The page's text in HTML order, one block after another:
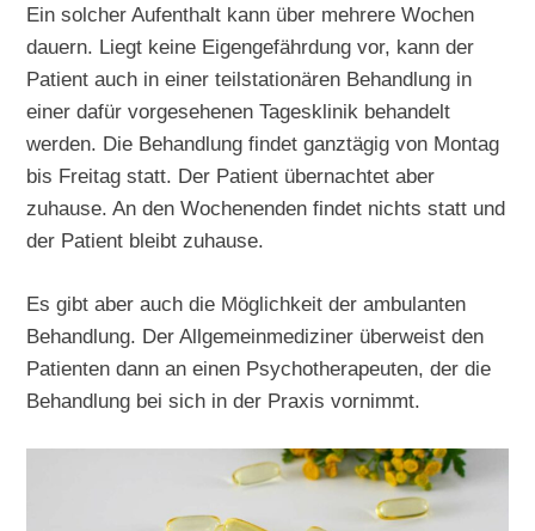
Ein solcher Aufenthalt kann über mehrere Wochen
dauern. Liegt keine Eigengefährdung vor, kann der
Patient auch in einer teilstationären Behandlung in
einer dafür vorgesehenen Tagesklinik behandelt
werden. Die Behandlung findet ganztägig von Montag
bis Freitag statt. Der Patient übernachtet aber
zuhause. An den Wochenenden findet nichts statt und
der Patient bleibt zuhause.
Es gibt aber auch die Möglichkeit der ambulanten
Behandlung. Der Allgemeinmediziner überweist den
Patienten dann an einen Psychotherapeuten, der die
Behandlung bei sich in der Praxis vornimmt.